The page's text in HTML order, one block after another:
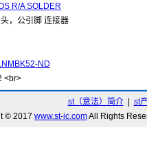
R/A SOLDER
，公引脚 连接器
ND
<br>
st（意法）简介| st
© 2017 www.st-ic.comAll Rights